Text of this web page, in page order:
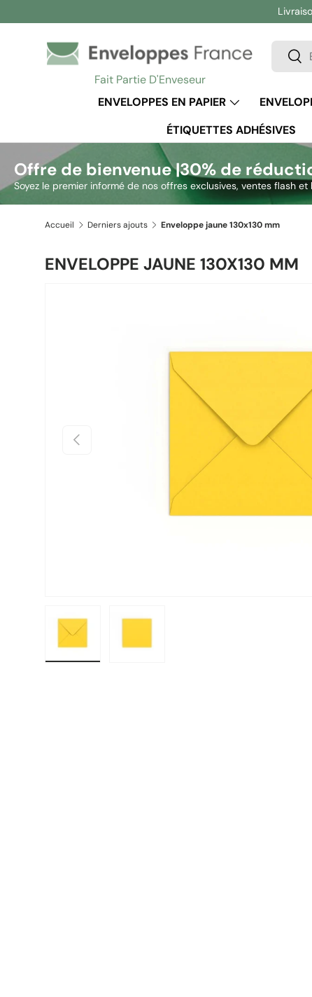
Aller au contenu
Fait Partie D'Enveseur
ENVELOPPES EN PAPIER
ÉTIQUETTES ADHÉSIVES
Offre de bienvenue |30% de
Soyez le premier informé de nos offres exclusives, ventes flash
Accueil Derniers ajouts Enveloppe jaune 130x130 mm
ENVELOPPE JAUNE 130X130 MM
Précédent